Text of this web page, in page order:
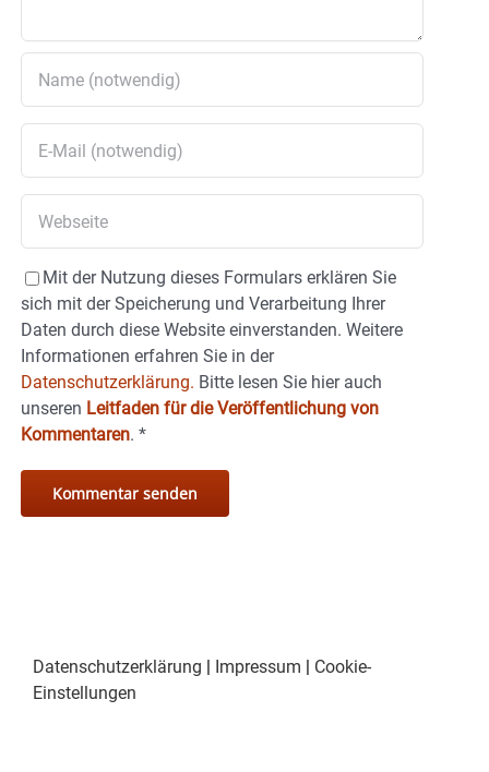
Mit der Nutzung dieses Formulars erklären Sie
sich mit der Speicherung und Verarbeitung Ihrer
Daten durch diese Website einverstanden. Weitere
Informationen erfahren Sie in der
Datenschutzerklärung. Bitte lesen Sie hier auch
unseren Leitfaden für die Veröffentlichung von
Kommentaren. *
Datenschutzerklärung Impressum
Cookie-
Einstellungen